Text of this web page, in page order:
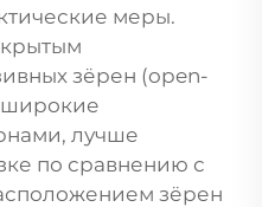
меры.
зёрен (open-
лучше
по сравнению с
зёрен